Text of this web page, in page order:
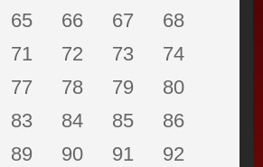
65 66 67
68
71 72 73
74
77 78 79
80
83 84 85
86
89 90 91
92